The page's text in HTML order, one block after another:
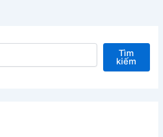
Tìm
kiếm